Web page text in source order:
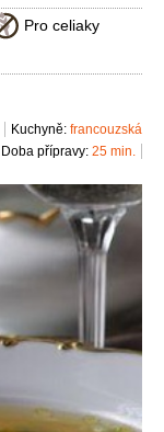
Pro celiaky
Kuchyně: francouzská
Doba přípravy: 25 min.